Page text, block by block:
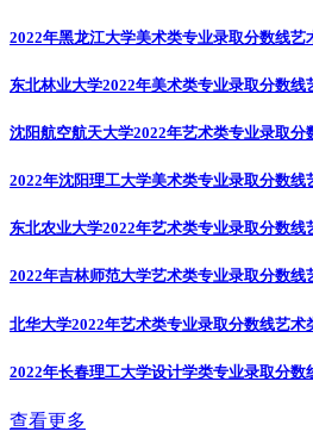
2022年黑龙江大学美术类专业录取分数线艺
东北林业大学2022年美术类专业录取分数线
沈阳航空航天大学2022年艺术类专业录取分
2022年沈阳理工大学美术类专业录取分数线
东北农业大学2022年艺术类专业录取分数线
2022年吉林师范大学艺术类专业录取分数线
北华大学2022年艺术类专业录取分数线艺术
2022年长春理工大学设计学类专业录取分数
查看更多